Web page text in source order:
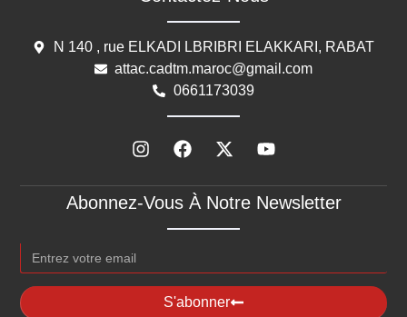
Abonnez-Vous À Notre Newsletter
S'abonner
N 140 , rue ELKADI LBRIBRI ELAKKARI, RABAT
attac.cadtm.maroc@gmail.com
0661173039